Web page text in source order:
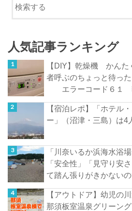
人気記事ランキング
【DIY】乾燥機 かん
者呼ぶのちょっと待っ
エラーコード６１
【宿泊レポ】「ホテル
ー」（沼津・三島）は4
「川奈いるか浜海水浴
「安全性」「見守り安
て踏ん張りがきかないの
【アウトドア】幼児の
那須板室温泉グリーン